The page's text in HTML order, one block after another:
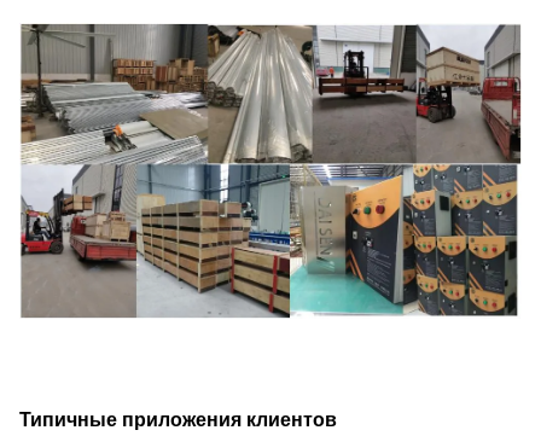
Типичные приложения клиентов